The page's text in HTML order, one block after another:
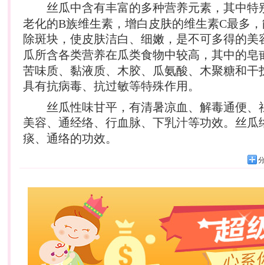
丝瓜中含有丰富的多种营养元素，其中特
老化的B族维生素，增白皮肤的维生素C最多
除斑块，使皮肤洁白、细嫩，是不可多得的美
瓜所含各类营养在瓜类食物中较高，其中的皂
苦味质、黏液质、木胶、瓜氨酸、木聚糖和干
具有抗病毒、抗过敏等特殊作用。
丝瓜性味甘平，有清暑凉血、解毒通便、
美容、通经络、行血脉、下乳汁等功效。丝瓜
痰、通络的功效。